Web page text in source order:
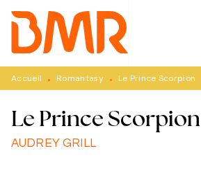
MENU RECHERCHE
PIED DE PAGE
Accueil • Romantasy • Le Prince Scorpion
Le Prince Scorpion
AUDREY GRILL